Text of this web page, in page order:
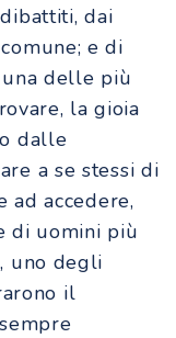
dai
e di
delle più
la gioia
dalle
a se stessi di
ad accedere,
di uomini più
uno degli
il